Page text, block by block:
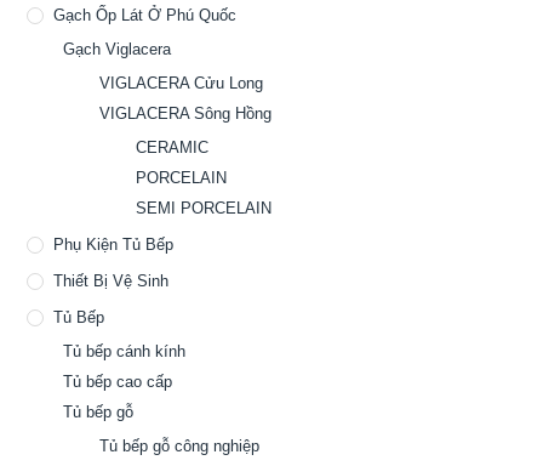
Gạch Ốp Lát Ở Phú Quốc
Gạch Viglacera
VIGLACERA Cửu Long
VIGLACERA Sông Hồng
CERAMIC
PORCELAIN
SEMI PORCELAIN
Phụ Kiện Tủ Bếp
Thiết Bị Vệ Sinh
Tủ Bếp
Tủ bếp cánh kính
Tủ bếp cao cấp
Tủ bếp gỗ
Tủ bếp gỗ công nghiệp